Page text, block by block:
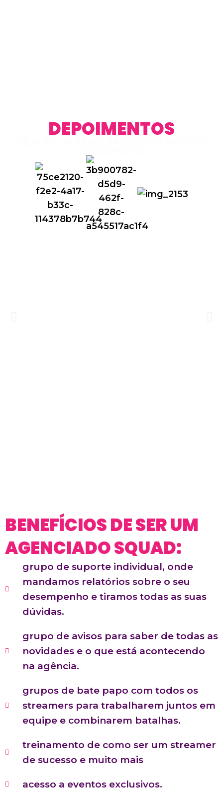
DEPOIMENTOS
BENEFÍCIOS DE SER UM
AGENCIADO SQUAD:
grupo de suporte individual, onde
mandamos relatórios sobre o seu
desempenho e tiramos todas as suas
dúvidas.
grupo de avisos para saber de todas as
novidades e o que está acontecendo
na agência.
grupos de bate papo com todos os
streamers para trabalharem juntos em
equipe e combinarem batalhas.
treinamento de como ser um streamer
de sucesso e muito mais
acesso a eventos exclusivos.